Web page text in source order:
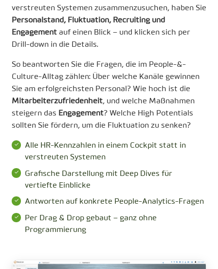
verstreuten Systemen zusammenzusuchen, haben Sie
Personalstand, Fluktuation, Recruiting und
Engagement auf einen Blick – und klicken sich per
Drill-down in die Details.
So beantworten Sie die Fragen, die im People-&-
Culture-Alltag zählen: Über welche Kanäle gewinnen
Sie am erfolgreichsten Personal? Wie hoch ist die
Mitarbeiterzufriedenheit, und welche Maßnahmen
steigern das Engagement? Welche High Potentials
sollten Sie fördern, um die Fluktuation zu senken?
Alle HR-Kennzahlen in einem Cockpit statt in
verstreuten Systemen
Grafische Darstellung mit Deep Dives für
vertiefte Einblicke
Antworten auf konkrete People-Analytics-Fragen
Per Drag & Drop gebaut – ganz ohne
Programmierung